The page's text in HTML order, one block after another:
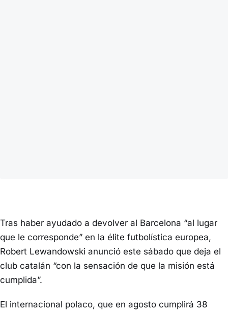
Tras haber ayudado a devolver al Barcelona “al lugar
que le corresponde” en la élite futbolística europea,
Robert Lewandowski anunció este sábado que deja el
club catalán “con la sensación de que la misión está
cumplida”.
El internacional polaco, que en agosto cumplirá 38